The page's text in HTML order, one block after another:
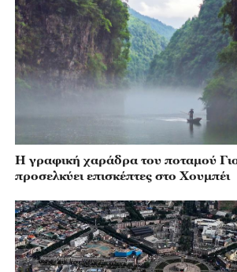
Η γραφική χαράδρα του ποταμού
προσελκύει επισκέπτες στο Χουμπέι